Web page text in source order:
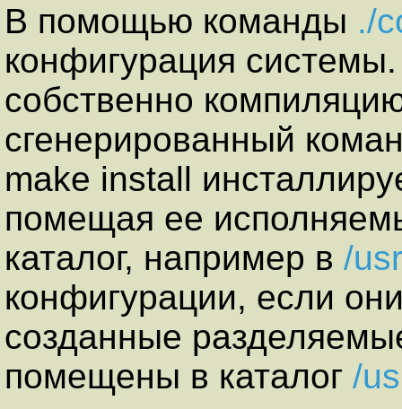
В помощью команды ./
конфигурация
собственно
сгенерированный
make install
помещая ее
каталог, например в /
конфигурации, если
созданные
помещены в каталог /